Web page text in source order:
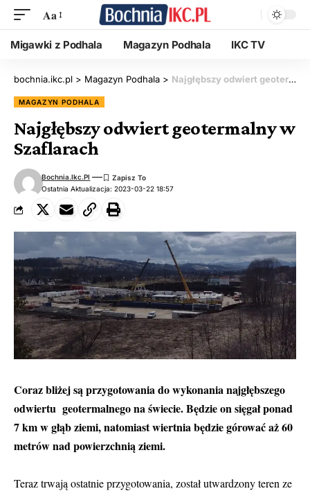
Aa
Migawki z Podhala Magazyn Podhala IKC TV
bochnia.ikc.pl > Magazyn Podhala > Najgłębszy odwiert geotermalny w Szaflarach
MAGAZYN PODHALA
Najgłębszy odwiert geotermalny w
Szaflarach
Ostatnia Aktualizacja: 2023-03-22 18:57
Bochnia.ikc.pl
Coraz bliżej są przygotowania do wykonania najgłębszego
odwiertu geotermalnego na świecie. Będzie on sięgał ponad
7 km w głąb ziemi, natomiast wiertnia będzie górować aż 60
metrów nad powierzchnią ziemi.
Teraz trwają ostatnie przygotowania, został utwardzony teren ze